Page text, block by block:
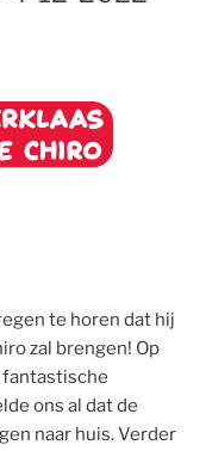
te horen dat hij
zal brengen! Op
fantastische
ons al dat de
naar huis. Verder